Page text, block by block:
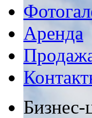
Аренда
Бизнес-